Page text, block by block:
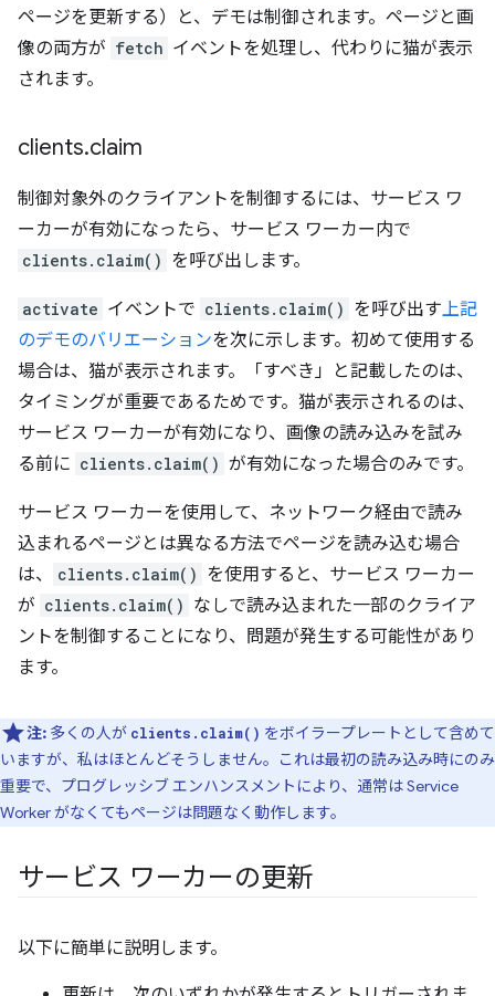
ページを更新する）と、デモは制御されます。ページと画
像の両方が fetch イベントを処理し、代わりに猫が表示
されます。
clients.claim
制御対象外のクライアントを制御するには、サービス ワ
ーカーが有効になったら、サービス ワーカー内で
clients.claim() を呼び出します。
activate イベントで clients.claim() を呼び出す上記
のデモのバリエーションを次に示します。初めて使用する
場合は、猫が表示されます。
「すべき」と記載したのは、
タイミングが重要であるためです。猫が表示されるのは、
サービス ワーカーが有効になり、画像の読み込みを試み
る前に clients.claim() が有効になった場合のみです。
サービス ワーカーを使用して、ネットワーク経由で読み
込まれるページとは異なる方法でページを読み込む場合
は、
clients.claim() を使用すると、サービス ワーカー
が clients.claim() なしで読み込まれた一部のクライア
ントを制御することになり、問題が発生する可能性があり
ます。
注: 多くの人が clients.claim() をボイラープレートとして含めて
いますが、私はほとんどそうしません。これは最初の読み込み時にのみ
重要で、プログレッシブ エンハンスメントにより、通常は Service
Worker がなくてもページは問題なく動作します。
サービス ワーカーの更新
以下に簡単に説明します。